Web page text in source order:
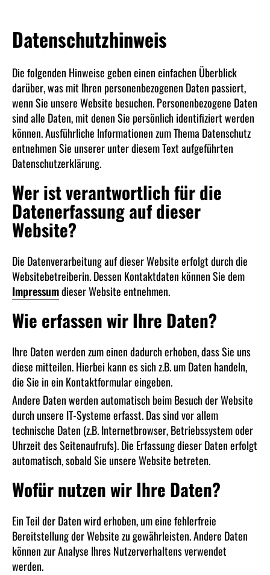
Datenschutzhinweis
Die folgenden Hinweise geben einen einfachen Überblick
darüber, was mit Ihren personenbezogenen Daten passiert,
wenn Sie unsere Website besuchen. Personenbezogene Daten
sind alle Daten, mit denen Sie persönlich identifiziert werden
können. Ausführliche Informationen zum Thema Datenschutz
entnehmen Sie unserer unter diesem Text aufgeführten
Datenschutzerklärung.
Wer ist verantwortlich für die
Datenerfassung auf dieser
Website?
Die Datenverarbeitung auf dieser Website erfolgt durch die
Websitebetreiberin. Dessen Kontaktdaten können Sie dem
Impressumdieser Website entnehmen.
Wie erfassen wir Ihre Daten?
Ihre Daten werden zum einen dadurch erhoben, dass Sie uns
diese mitteilen. Hierbei kann es sich z.B. um Daten handeln,
die Sie in ein Kontaktformular eingeben.
Andere Daten werden automatisch beim Besuch der Website
durch unsere IT-Systeme erfasst. Das sind vor allem
technische Daten (z.B. Internetbrowser, Betriebssystem oder
Uhrzeit des Seitenaufrufs). Die Erfassung dieser Daten erfolgt
automatisch, sobald Sie unsere Website betreten.
Wofür nutzen wir Ihre Daten?
Ein Teil der Daten wird erhoben, um eine fehlerfreie
Bereitstellung der Website zu gewährleisten. Andere Daten
können zur Analyse Ihres Nutzerverhaltens verwendet
werden.